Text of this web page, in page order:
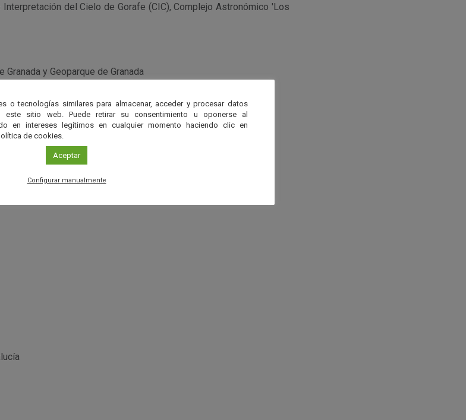
del Cielo de Gorafe (CIC), Complejo Astronómico 'Los
y Geoparque de Granada
o tecnologías similares para almacenar, acceder y procesar datos
sitio web. Puede retirar su consentimiento u oponerse al
en intereses legítimos en cualquier momento haciendo clic en
de cookies.
Aceptar
Configurar manualmente